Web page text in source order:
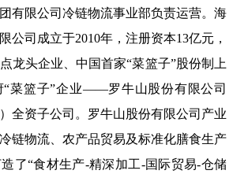
有限公司冷链物流事业部负责运营。海
公司成立于2010年，注册资本13亿元，
龙头企业、中国首家“菜篮子”股份制上
“菜篮子”企业——罗牛山股份有限公司
）全资子公司。罗牛山股份有限公司产业
链物流、农产品贸易及标准化膳食生产
了“食材生产-精深加工-国际贸易-仓储